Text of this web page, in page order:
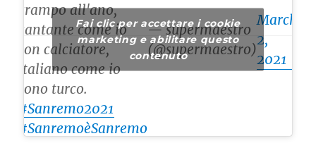
crampo all'ano,
cantante come io
son calciatore,
italiano come io
sono turco.
#Sanremo2021
#SanremoèSanremo
— supermaestro
(@supermaestro)
March
2,
2021
Fai clic per accettare i cookie
marketing e abilitare questo
contenuto